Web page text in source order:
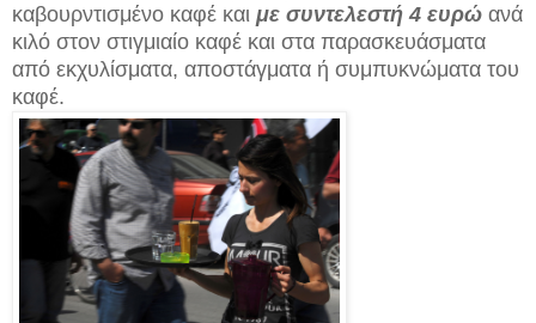
καβουρντισμένο καφέ και με συντελεστή 4 ευρώ ανά
κιλό στον στιγμιαίο καφέ και στα παρασκευάσματα
από εκχυλίσματα, αποστάγματα ή συμπυκνώματα του
καφέ.